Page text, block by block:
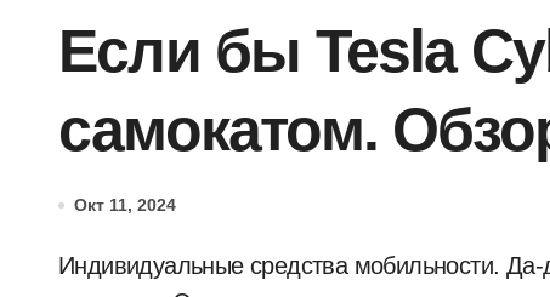
Если бы Tesla
самокатом.
Окт 11, 2024
Индивидуальные средства мобильности. Да-да, так сегодня грамотно называются